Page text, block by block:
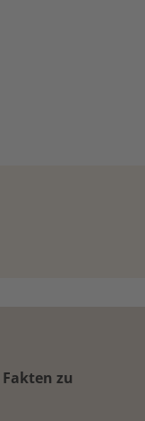
zu